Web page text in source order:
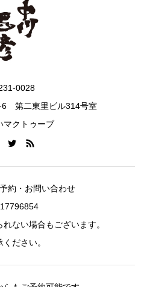
0028
6 第二東里ビル314号室
マクトゥーブ
約・お問い合わせ
ない場合もございます。
ください。